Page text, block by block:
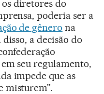
diretores do
poderia ser a
de gênero na
a decisão do
seu regulamento,
impede que as
misturem”.